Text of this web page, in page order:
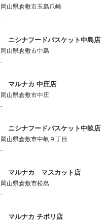
岡山県倉敷市玉島爪崎
-
ニシナフードバスケット中島店
岡山県倉敷市中島
-
マルナカ 中庄店
岡山県倉敷市中庄
-
ニシナフードバスケット中畝店
岡山県倉敷市中畝９丁目
-
マルナカ マスカット店
岡山県倉敷市松島
-
マルナカ チボリ店